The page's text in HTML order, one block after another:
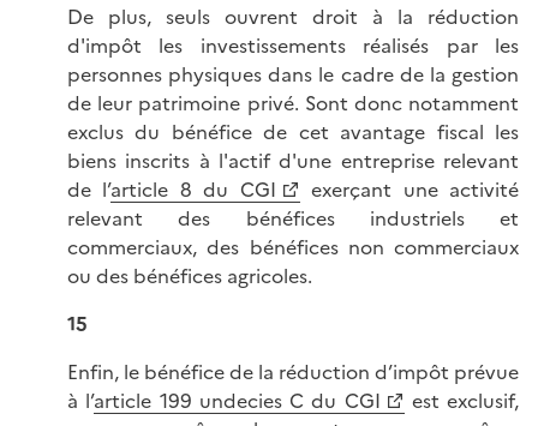
De plus, seuls ouvrent droit à la réduction
d'impôt les investissements réalisés par les
personnes physiques dans le cadre de la gestion
de leur patrimoine privé. Sont donc notamment
exclus du bénéfice de cet avantage fiscal les
biens inscrits à l'actif d'une entreprise relevant
de l’article 8 du CGI
exerçant une activité
relevant des bénéfices industriels et
commerciaux, des bénéfices non commerciaux
ou des bénéfices agricoles.
15
Enfin, le bénéfice de la réduction d’impôt prévue
à l’article 199 undecies C du CGI
est exclusif,